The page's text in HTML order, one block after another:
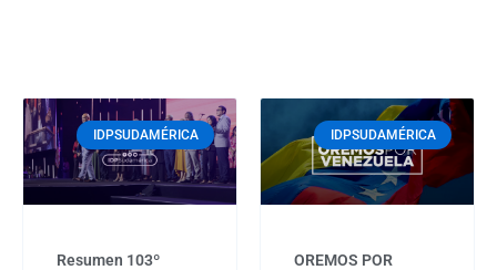
IDPSUDAMÉRICA
Resumen 103º
IDPSUDAMÉRICA
OREMOS POR
Page